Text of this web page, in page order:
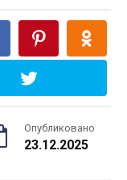
Опубликовано
23.12.2025